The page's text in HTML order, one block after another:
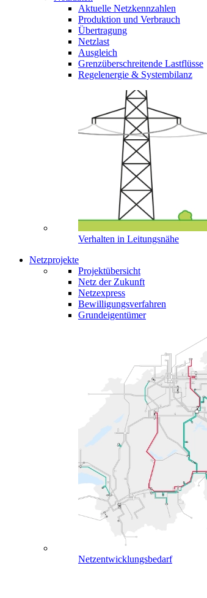
Aktuelle Netzkennzahlen
Produktion und Verbrauch
Übertragung
Netzlast
Ausgleich
Grenzüberschreitende Lastflüsse
Regelenergie & Systembilanz
Verhalten in Leitungsnähe
Netzprojekte
Projektübersicht
Netz der Zukunft
Netzexpress
Bewilligungsverfahren
Grundeigentümer
Netzentwicklungsbedarf